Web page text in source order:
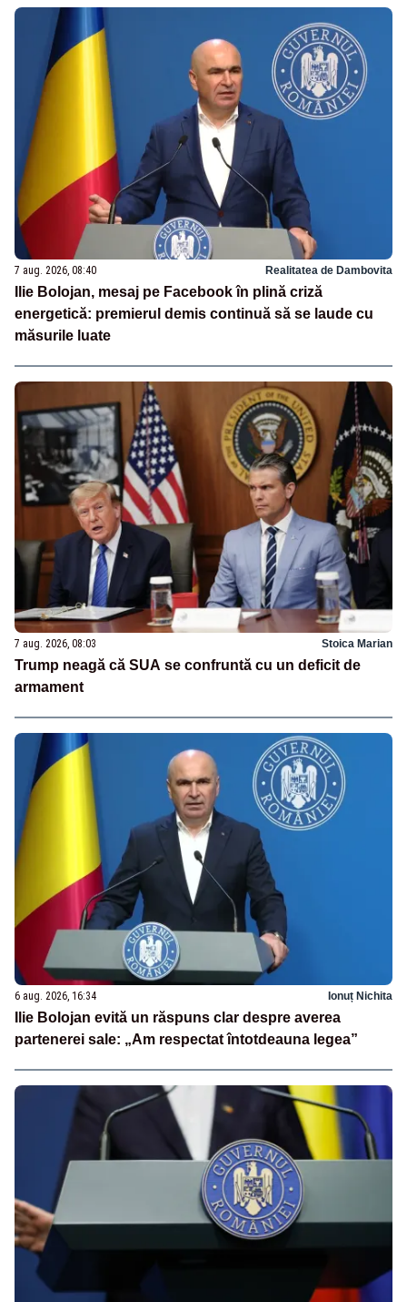
7 aug. 2026, 08:40 Realitatea de Dambovita
Ilie Bolojan, mesaj pe Facebook în plină criză
energetică: premierul demis continuă să se laude cu
măsurile luate
7 aug. 2026, 08:03 Stoica Marian
Trump neagă că SUA se confruntă cu un deficit de
armament
6 aug. 2026, 16:34 Ionuț Nichita
Ilie Bolojan evită un răspuns clar despre averea
partenerei sale: „Am respectat întotdeauna legea”